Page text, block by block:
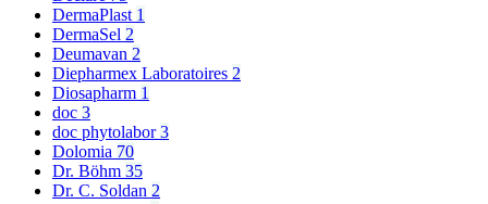
DermaPlast 1
DermaSel 2
Deumavan 2
Diepharmex Laboratoires 2
Diosapharm 1
doc 3
doc phytolabor3
Dolomia 70
Dr. Böhm 35
Dr. C. Soldan 2